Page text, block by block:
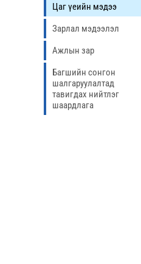
Цаг үеийн мэдээ
Зарлал мэдээлэл
Ажлын зар
Багшийн сонгон
шалгаруулалтад
тавигдах нийтлэг
шаардлага